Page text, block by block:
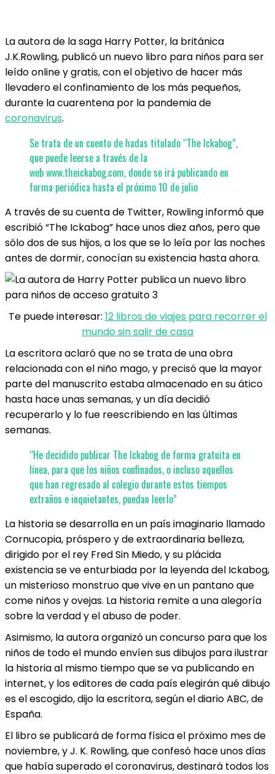
La autora de la saga Harry Potter, la británica
J.K.Rowling, publicó un nuevo libro para niños para ser
leído online y gratis, con el objetivo de hacer más
llevadero el confinamiento de los más pequeños,
durante la cuarentena por la pandemia de
coronavirus.
Se trata de un cuento de hadas titulado “The Ickabog”,
que puede leerse a través de la
web www.theickabog.com, donde se irá publicando en
forma periódica hasta el próximo 10 de julio
A través de su cuenta de Twitter, Rowling informó que
escribió “The Ickabog” hace unos diez años, pero que
sólo dos de sus hijos, a los que se lo leía por las noches
antes de dormir, conocían su existencia hasta ahora.
Te puede interesar: 12 libros de viajes para recorrer el
mundo sin salir de casa
La escritora aclaró que no se trata de una obra
relacionada con el niño mago, y precisó que la mayor
parte del manuscrito estaba almacenado en su ático
hasta hace unas semanas, y un día decidió
recuperarlo y lo fue reescribiendo en las últimas
semanas.
“He decidido publicar The Ickabog de forma gratuita en
línea, para que los niños confinados, o incluso aquellos
que han regresado al colegio durante estos tiempos
extraños e inquietantes, puedan leerlo”
La historia se desarrolla en un país imaginario llamado
Cornucopia, próspero y de extraordinaria belleza,
dirigido por el rey Fred Sin Miedo, y su plácida
existencia se ve enturbiada por la leyenda del Ickabog,
un misterioso monstruo que vive en un pantano que
come niños y ovejas. La historia remite a una alegoría
sobre la verdad y el abuso de poder.
Asimismo, la autora organizó un concurso para que los
niños de todo el mundo envíen sus dibujos para ilustrar
la historia al mismo tiempo que se va publicando en
internet, y los editores de cada país elegirán qué dibujo
es el escogido, dijo la escritora, según el diario ABC, de
España.
El libro se publicará de forma física el próximo mes de
noviembre, y J. K. Rowling, que confesó hace unos días
que había superado el coronavirus, destinará todos los